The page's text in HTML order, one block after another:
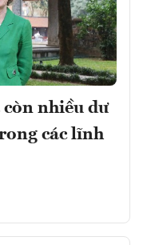
nhiều dư
các lĩnh